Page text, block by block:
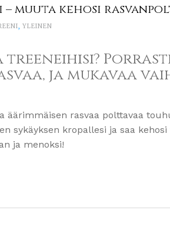
muuta kehosi
, YLEINEN
treeneihisi?
ja mukavaa
äärimmäisen rasvaa polttavaa
sykäyksen kropallesi ja saa
ja menoksi!